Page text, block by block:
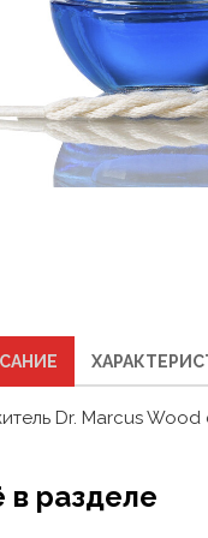
Dr. Marcus Wood
разделе